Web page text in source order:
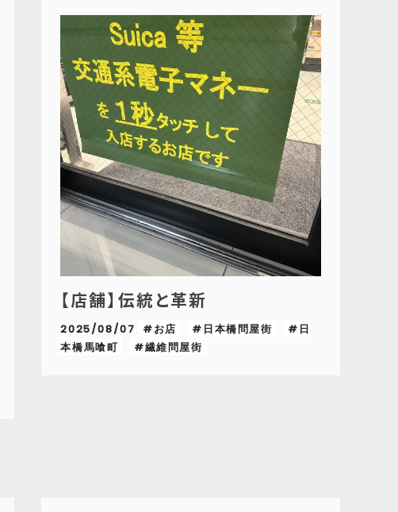
【店舗】伝統と革新
2025/08/07 #お店 #日本橋問屋街
#日
本橋馬喰町
#繊維問屋街